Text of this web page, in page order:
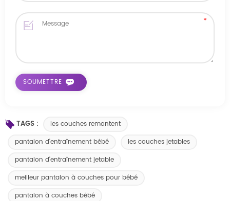
TAGS :
les couches remontent
pantalon d'entraînement bébé
les couches jetables
pantalon d'entraînement jetable
meilleur pantalon à couches pour bébé
pantalon à couches bébé